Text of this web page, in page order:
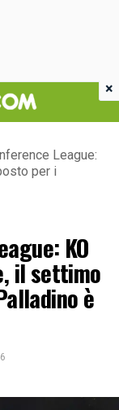
League:
per i
KO
il settimo
è
×